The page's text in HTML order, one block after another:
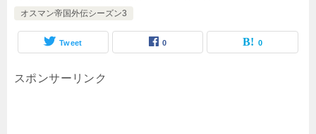
オスマン帝国外伝シーズン3
Tweet 0 0
スポンサーリンク